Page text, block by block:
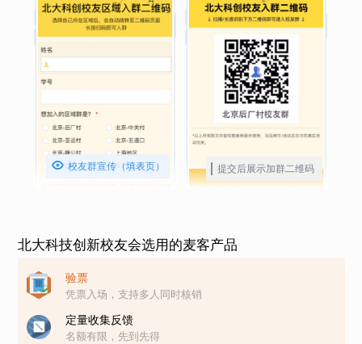
 校友群宣传（填表页） 提交后展示加群二维码
北大科技创新校友会选用的麦客产品
验票
凭票入场，支持多人同时核销
定量收集反馈
名额有限，先到先得